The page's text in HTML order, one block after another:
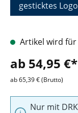
gesticktes
Artikel wird
ab 54,95 €*
ab 65,39 € (Brutto)
Nur mit